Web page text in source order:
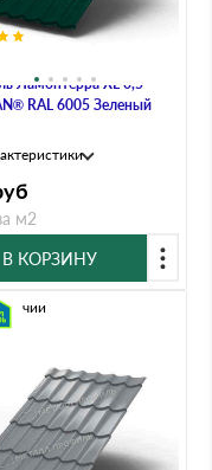
Ламонтерра XL 0,5
RAL 6005 Зеленый
м2
В КОРЗИНУ